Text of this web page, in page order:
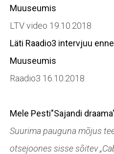
Muuseumis
LTV video 19.10.2018
Läti Raadio3 intervjuu
Muuseumis
Raadio3 16.10.2018
Mele Pesti"Sajandi
Suurima pauguna mõjus
otsejoones sisse sõitev